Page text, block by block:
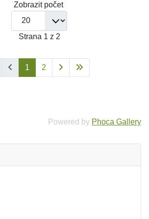
Zobrazit počet
Strana 1 z 2
1 2
Powered by Phoca Gallery